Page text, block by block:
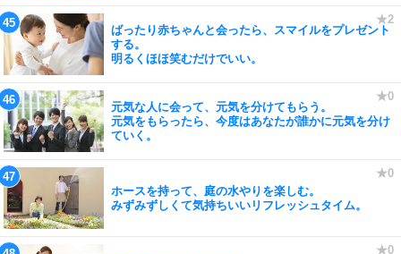
ばったり赤ちゃんと会ったら、スマイルをプレゼント
する。
明るくほほ笑むだけでいい。
元気な人に会って、元気を分けてもらう。
元気をもらったら、今度はあなたが誰かに元気を分け
ていく。
ホースを持って、庭の水やりを楽しむ。
みずみずしくて気持ちいいリフレッシュタイム。